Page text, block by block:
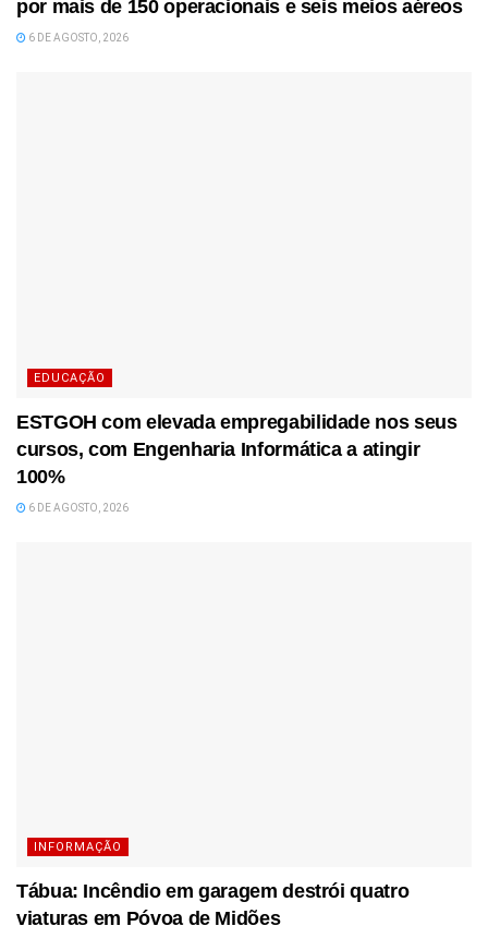
por mais de 150 operacionais e seis meios aéreos
6 DE AGOSTO, 2026
EDUCAÇÃO
ESTGOH com elevada empregabilidade nos seus
cursos, com Engenharia Informática a atingir
100%
6 DE AGOSTO, 2026
INFORMAÇÃO
Tábua: Incêndio em garagem destrói quatro
viaturas em Póvoa de Midões